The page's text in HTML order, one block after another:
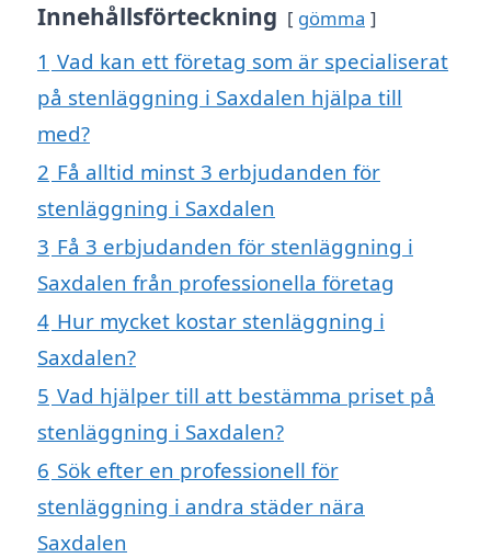
Innehållsförteckning gömma
1 Vad kan ett företag som är specialiserat
på stenläggning i Saxdalen hjälpa till
med?
2 Få alltid minst 3 erbjudanden för
stenläggning i Saxdalen
3 Få 3 erbjudanden för stenläggning i
Saxdalen från professionella företag
4 Hur mycket kostar stenläggning i
Saxdalen?
5 Vad hjälper till att bestämma priset på
stenläggning i Saxdalen?
6 Sök efter en professionell för
stenläggning i andra städer nära
Saxdalen